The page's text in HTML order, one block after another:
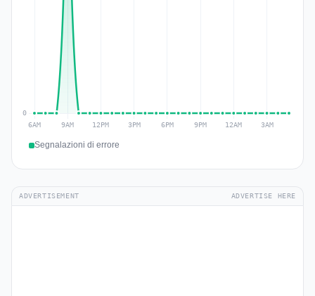
Segnalazioni di errore
ADVERTISEMENT ADVERTISE HERE